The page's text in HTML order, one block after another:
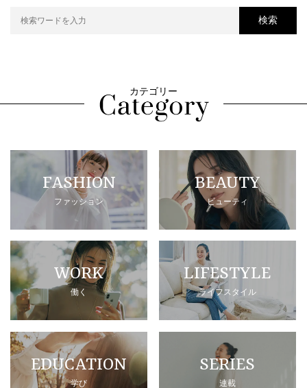
検索
カテゴリー
FASHION
ファッション
BEAUTY
ビューティ
WORK
働く
LIFESTYLE
ライフスタイル
EDUCATION
学び
SERIES
連載